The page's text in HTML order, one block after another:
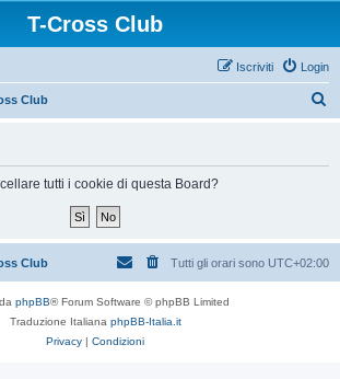
T-Cross Club
Login
Iscriviti
Club
tutti i cookie di questa Board?
Club Tutti gli orari sono UTC+02:00
phpBB® Forum Software © phpBB Limited
Traduzione Italiana phpBB-Italia.it
Privacy | Condizioni